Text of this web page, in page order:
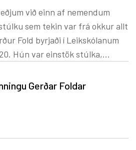
við einn af nemendum
sem tekin var frá okkur allt
Fold byrjaði í Leikskólanum
Hún var einstök stúlka,
á sinn rólega hátt og lét ekki
út af laginu. Það var yndislegt
frænda sínum Bjarna Þór leika
veturinn þeirra í leikskólanum.
ríkulega ímyndunarheim og
Gerðar Foldar